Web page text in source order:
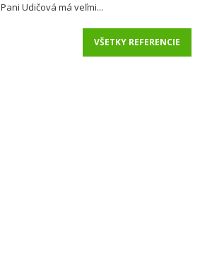
Pani Udičová má veľmi...
VŠETKY REFERENCIE